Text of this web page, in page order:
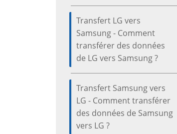
Transfert LG vers
Samsung - Comment
transférer des données
de LG vers Samsung ?
Transfert Samsung vers
LG - Comment transférer
des données de Samsung
vers LG ?